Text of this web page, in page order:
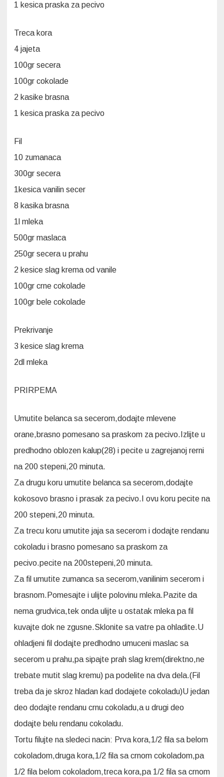
1 kesica praska za pecivo
Treca kora
4 jajeta
100gr secera
100gr cokolade
2 kasike brasna
1 kesica praska za pecivo
Fil
10 zumanaca
300gr secera
1kesica vanilin secer
8 kasika brasna
1l mleka
500gr maslaca
250gr secera u prahu
2 kesice slag krema od vanile
100gr crne cokolade
100gr bele cokolade
Prekrivanje
3 kesice slag krema
2dl mleka
PRIRPEMA
Umutite belanca sa secerom,dodajte mlevene
orane,brasno pomesano sa praskom za pecivo.Izlijte u
predhodno oblozen kalup(28) i pecite u zagrejanoj rerni
na 200 stepeni,20 minuta.
Za drugu koru umutite belanca sa secerom,dodajte
kokosovo brasno i prasak za pecivo.I ovu koru pecite na
200 stepeni,20 minuta.
Za trecu koru umutite jaja sa secerom i dodajte rendanu
cokoladu i brasno pomesano sa praskom za
pecivo.pecite na 200stepeni,20 minuta.
Za fil umutite zumanca sa secerom,vanilinim secerom i
brasnom.Pomesajte i ulijte polovinu mleka.Pazite da
nema grudvica,tek onda ulijte u ostatak mleka pa fil
kuvajte dok ne zgusne.Sklonite sa vatre pa ohladite.U
ohladjeni fil dodajte predhodno umuceni maslac sa
secerom u prahu,pa sipajte prah slag krem(direktno,ne
trebate mutit slag kremu) pa podelite na dva dela.(Fil
treba da je skroz hladan kad dodajete cokoladu)U jedan
deo dodajte rendanu crnu cokoladu,a u drugi deo
dodajte belu rendanu cokoladu.
Tortu filujte na sledeci nacin: Prva kora,1/2 fila sa belom
cokoladom,druga kora,1/2 fila sa crnom cokoladom,pa
1/2 fila belom cokoladom,treca kora,pa 1/2 fila sa crnom